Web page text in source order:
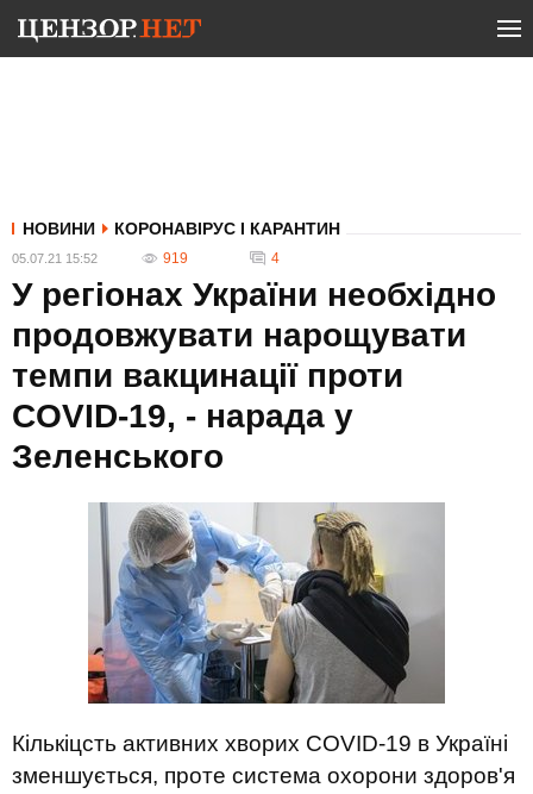
НОВИНИ КОРОНАВІРУС І КАРАНТИН
05.07.21 15:52 919 4
У регіонах України необхідно
продовжувати нарощувати
темпи вакцинації проти
COVID-19, - нарада у
Зеленського
Кількіцсть активних хворих COVID-19 в Україні
зменшується, проте система охорони здоров'я